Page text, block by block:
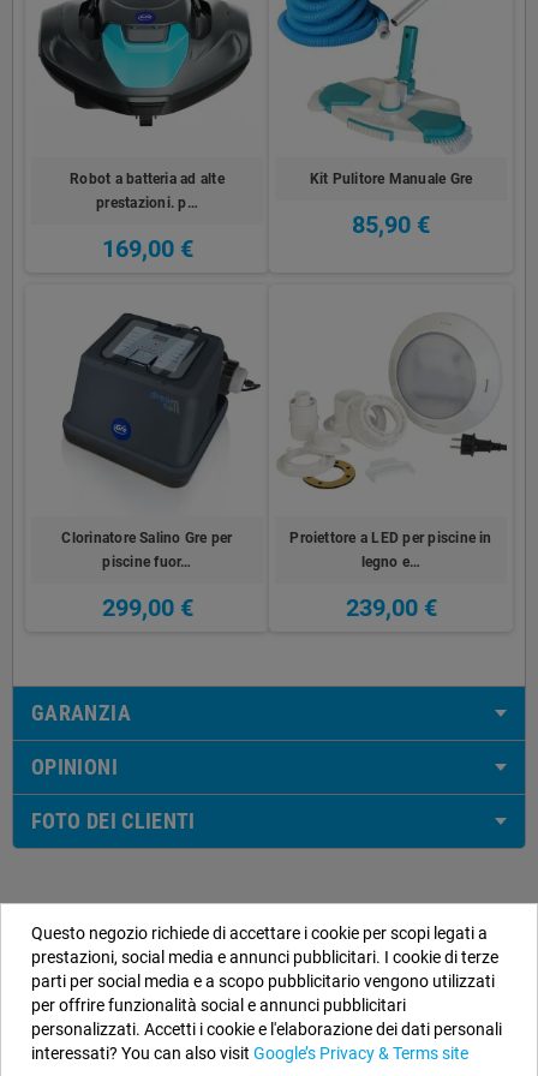
Robot a batteria ad alte
prestazioni. p…
169,00 €
Kit Pulitore Manuale Gre
85,90 €
Clorinatore Salino Gre per
piscine fuor…
299,00 €
Proiettore a LED per piscine in
legno e…
239,00 €
GARANZIA
OPINIONI
FOTO DEI CLIENTI
Informazioni negozio
EYAROC COMPANY SL (IT00256929993)
Contattaci subito: 0694.805638
Orario:Dal lunedì al venerdì, dalle 9 alle 14 e dalle 15 alle 18
Questo negozio richiede di accettare i cookie per scopi legati a
prestazioni, social media e annunci pubblicitari. I cookie di terze
parti per social media e a scopo pubblicitario vengono utilizzati
per offrire funzionalità social e annunci pubblicitari
personalizzati. Accetti i cookie e l'elaborazione dei dati personali
interessati? You can also visit Google’s Privacy & Terms site